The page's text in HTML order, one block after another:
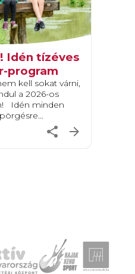
Idén tízéves
program
kell sokat várni,
a 2026-os
Idén minden
41 izgalmas
szelhetitek át
share arrow_forward